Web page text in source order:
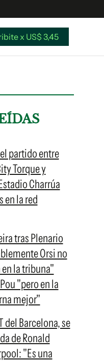
x US$ 3,45
partido entre
Torque y
Charrúa
en la red
tras Plenario
Orsi no
la tribuna"
"pero en la
mejor"
del Barcelona, se
de Ronald
"Es una